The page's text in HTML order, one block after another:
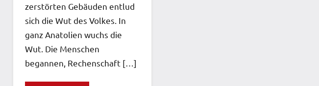
zerstörten Gebäuden entlud
sich die Wut des Volkes. In
ganz Anatolien wuchs die
Wut. Die Menschen
begannen, Rechenschaft […]